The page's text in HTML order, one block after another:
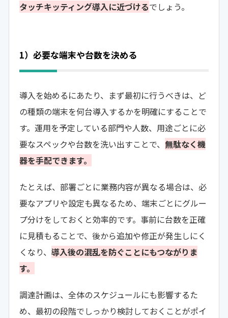
タッチキッティング導入に近づけるでしょう。
1）必要な端末や台数を決める
導入を始めるにあたり、まず最初に行うべきは、ど
の種類の端末を何台導入するかを明確にすることで
す。運用を予定している部門や人数、用途ごとに必
要なスペックや台数を洗い出すことで、 無駄なく機
器を手配できます。
たとえば、部署ごとに業務内容が異なる場合は、必
要なアプリや設定も異なるため、端末ごとにグルー
プ分けをしておくと効率的です。事前に台数を正確
に見積もることで、後から追加や修正が発生しにく
くなり、 導入後の混乱を防ぐことにもつながりま
す。
調達計画は、全体のスケジュールにも影響するた
め、最初の段階でしっかり検討しておくことがポイ